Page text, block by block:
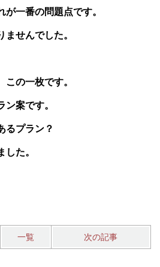
一番の問題点です。
せんでした。
の一枚です。
ン案です。
るプラン？
た。
一覧 次の記事